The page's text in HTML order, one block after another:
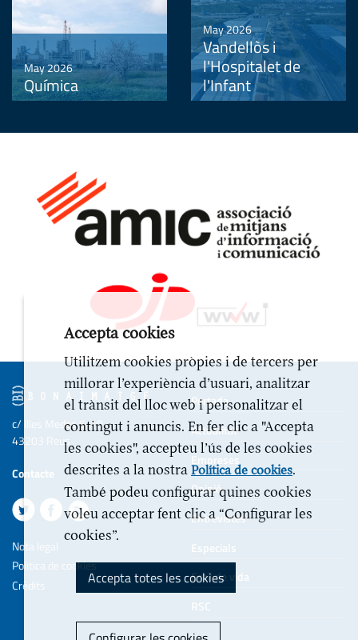
<
May 2026
Química
<
May 2026
Vandellòs i
l'Hospitalet de
l'Infant
Portada
Actualitat
Empreses
Opinió
Entrevistes
Especials
Estil de vida
RSC
c/ Illes Medes 6-10
43203 Reus
Contacte
Nota legal
Politica de cookies
Crèdits
Accepta cookies
Utilitzem cookies pròpies i de tercers per
millorar l’experiència d’usuari, analitzar
el trànsit del lloc web i personalitzar el
contingut i anuncis. En fer clic a "Accepta
les cookies", accepteu l’ús de les cookies
descrites a la nostra Política de cookies.
També podeu configurar quines cookies
voleu acceptar fent clic a “Configurar les
cookies”.
Accepta totes les cookies